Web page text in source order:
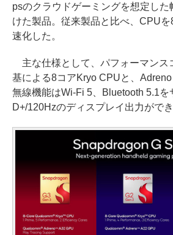
psのクラウドゲーミングを想定した
けた製品。従来製品と比べ、CPU
速化した。
主な仕様として、パフォーマンス
基による8コアKryo CPUと、Adreno
無線機能はWi-Fi 5、Bluetooth 5.1を
D+/120Hzのディスプレイ出力ができ